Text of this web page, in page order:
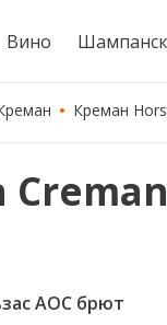
Вино
Креман
АОС брют